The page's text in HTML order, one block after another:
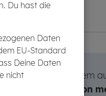
Du hast die
Daten
EU-Standard
Deine Daten
nicht
begleitet.
darfst Du zudem
Gesamtmasse von